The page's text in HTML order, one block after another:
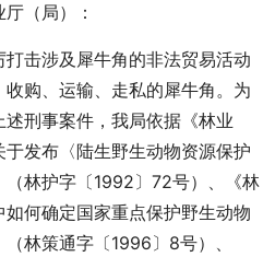
（局）：
击涉及犀牛角的非法贸易活动
购、运输、走私的犀牛角。为
刑事案件，我局依据《林业
发布〈陆生野生动物资源保护
林护字〔1992〕72号）、《林
何确定国家重点保护野生动物
林策通字〔1996〕8号）、